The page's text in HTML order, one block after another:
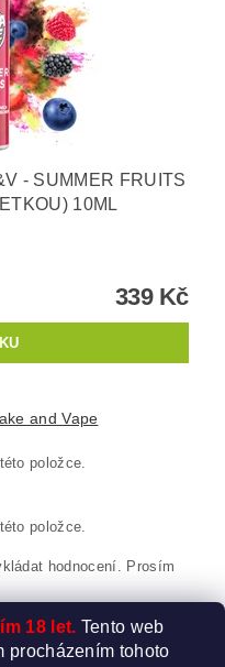
- SUMMER FRUITS
10ML
339 Kč
and Vape
položce.
položce.
hodnocení. Prosím
18 let. Tento web
procházením tohoto